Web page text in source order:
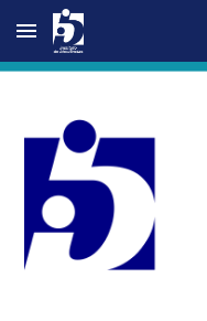
Skip to main content